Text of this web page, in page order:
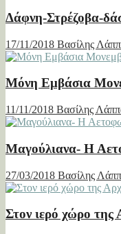
Δάφνη-Στρέζοβα-
17/11/2018 Βασίλης
Μόνη Εμβάσια
11/11/2018 Βασίλης
Μαγούλιανα- Η
27/03/2018 Βασίλης
Στον ιερό χώρο της